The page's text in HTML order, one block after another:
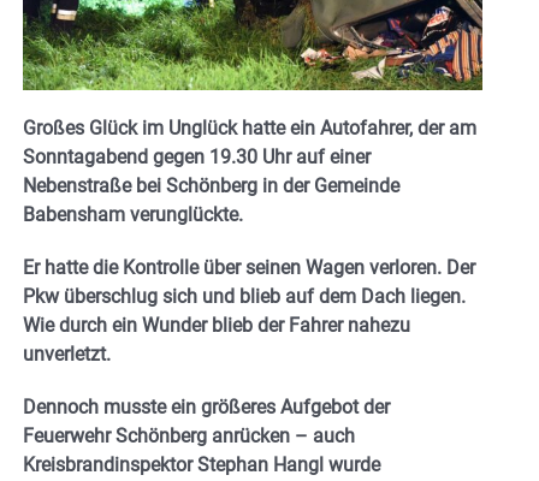
Großes Glück im Unglück hatte ein Autofahrer, der am
Sonntagabend gegen 19.30 Uhr auf einer
Nebenstraße bei Schönberg in der Gemeinde
Babensham verunglückte.
Er hatte die Kontrolle über seinen Wagen verloren. Der
Pkw überschlug sich und blieb auf dem Dach liegen.
Wie durch ein Wunder blieb der Fahrer nahezu
unverletzt.
Dennoch musste ein größeres Aufgebot der
Feuerwehr Schönberg anrücken – auch
Kreisbrandinspektor Stephan Hangl wurde